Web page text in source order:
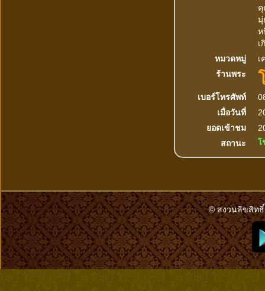
คุ
มุ่
ห
เ
หมวดหมู่
เ
ร้านพระ
เบอร์โทรศัพท์
เมื่อวันที่
ยอดเข้าชม
สถานะ
โ
© สงวนลิขสิทธิ์